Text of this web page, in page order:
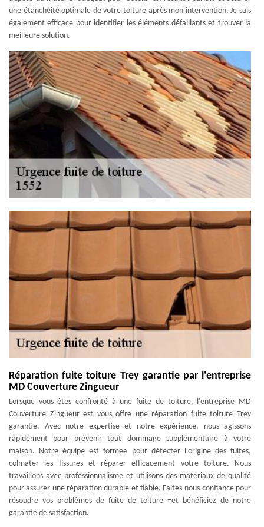
une étanchéité optimale de votre toiture après mon intervention. Je suis
également efficace pour identifier les éléments défaillants et trouver la
meilleure solution.
Réparation fuite toiture Trey garantie par l'entreprise
MD Couverture Zingueur
Lorsque vous êtes confronté à une fuite de toiture, l'entreprise MD
Couverture Zingueur est vous offre une réparation fuite toiture Trey
garantie. Avec notre expertise et notre expérience, nous agissons
rapidement pour prévenir tout dommage supplémentaire à votre
maison. Notre équipe est formée pour détecter l'origine des fuites,
colmater les fissures et réparer efficacement votre toiture. Nous
travaillons avec professionnalisme et utilisons des matériaux de qualité
pour assurer une réparation durable et fiable. Faites-nous confiance pour
résoudre vos problèmes de fuite de toiture =et bénéficiez de notre
garantie de satisfaction.